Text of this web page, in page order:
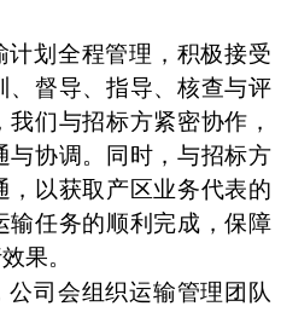
划全程管理，积极接受
、督导、指导、核查与评
们与招标方紧密协作，
与协调。同时，与招标方
，以获取产区业务代表的
输任务的顺利完成，保障
果。
司会组织运输管理团队